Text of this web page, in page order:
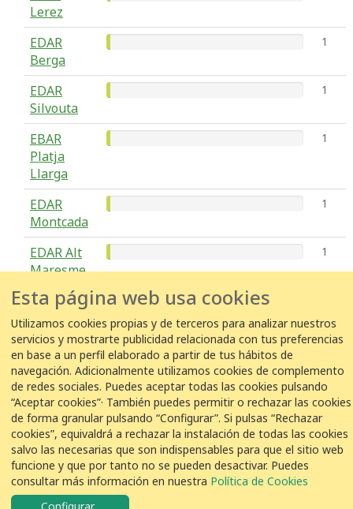
Lerez
EDAR
Berga
1
EDAR
Silvouta
1
EBAR
Platja
Llarga
1
EDAR
Montcada
1
EDAR Alt
Maresme
1
EDAR Sant
Climent
COLABORACIÓN
© VEOLIA Aviso legal Política de privacidad Política de Cookies
Esta página web usa cookies
Utilizamos cookies propias y de terceros para analizar nuestros
servicios y mostrarte publicidad relacionada con tus preferencias
en base a un perfil elaborado a partir de tus hábitos de
navegación. Adicionalmente utilizamos cookies de complemento
de redes sociales. Puedes aceptar todas las cookies pulsando
“Aceptar cookies”· También puedes permitir o rechazar las cookies
de forma granular pulsando “Configurar”. Si pulsas “Rechazar
cookies”, equivaldrá a rechazar la instalación de todas las cookies
salvo las necesarias que son indispensables para que el sitio web
funcione y que por tanto no se pueden desactivar. Puedes
consultar más información en nuestra Política de Cookies